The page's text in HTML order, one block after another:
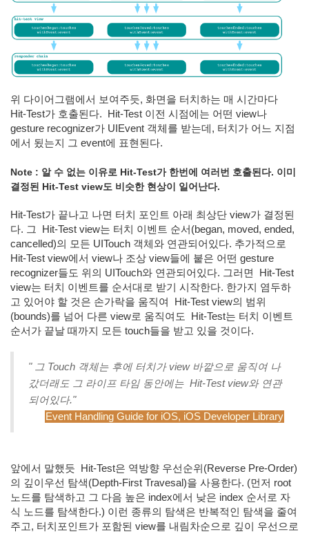
위 다이어그램에서 보여주듯, 화면을 터치하는 매 시간마다
Hit-Test가 호출된다.
Hit-Test 이전 시점에는 어떤 view나
gesture recognizer가 UIEvent 객체를 받는데, 터치가 어느 지점
에서 됬는지 그 event에 표현된다.
Note : 알 수 없는 이유로 Hit-Test가 한번에 여러번 호출된다. 이미
결정된 Hit-Test view도 비슷한 현상이 일어난다.
Hit-Test가 끝나고 나면 터치 포인트 아래 최상단 view가 결정된
다. 그
Hit-Test view는 터치 이벤트 순서(began, moved, ended,
cancelled)의 모든 UITouch 객체와 연관되어있다. 추가적으로
Hit-Test view에서 view나 조상 view들에 붙은 어떤 gesture
recognizer들도 위의 UITouch와 연관되어있다. 그러면
Hit-Test
view는 터치 이벤트를 순서대로 받기 시작한다. 한가지 염두하
고 있어야 할 것은 손가락을 움직여
Hit-Test view의 범위
(bounds)를 넘어 다른 view로 움직여도
Hit-Test는 터치 이벤트
순서가 끝날 때까지 모든 touch들을 받고 있을 것이다.
" 그 Touch 객체는 후에 터치가 view 바깥으로 움직여 나
갔더래도 그 라이프 타임 동안에는 Hit-Test view와 연관
되어있다."
Event Handling Guide for iOS, iOS Developer Library
앞에서 말했듯 Hit-Test은 역방향 우선순위(Reverse Pre-Order)
의 깊이우선 탐색(Depth-First Travesal)을 사용한다. (먼저 root
노드를 탐색하고 그 다음 높은 index에서 낮은 index 순서로 자
식 노드를 탐색한다.) 이런 종류의 탐색은 반복적인 탐색을 줄여
주고, 터치포인트가 포함된 view를 내림차순으로 깊이 우선으로